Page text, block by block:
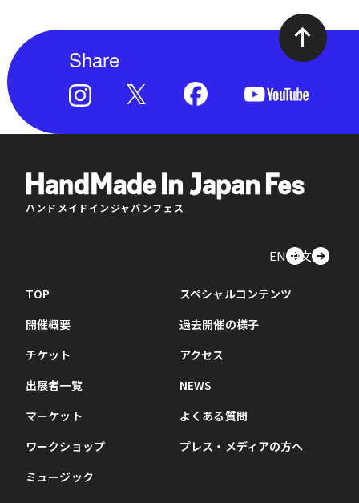
Share
ハンドメイドインジャパンフェス
EN中文
TOP
開催概要
チケット
出展者一覧
マーケット
ワークショップ
ミュージック
スペシャルコンテンツ
過去開催の様子
アクセス
NEWS
よくある質問
プレス・メディアの方へ